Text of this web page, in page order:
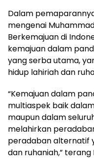
Dalam
mengenai
Berkemajuan di
kemajuan dalam
yang serba utama,
hidup lahiriah dan
“Kemajuan dalam
multiaspek baik
maupun dalam
melahirkan
peradaban alternatif
dan ruhaniah,” terang